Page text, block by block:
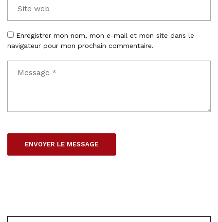
Enregistrer mon nom, mon e-mail et mon site dans le
navigateur pour mon prochain commentaire.